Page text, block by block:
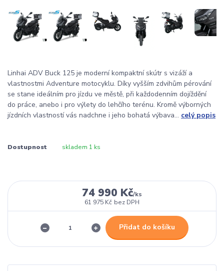
Linhai ADV Buck 125 je moderní kompaktní skútr s vizáží a
vlastnostmi Adventure motocyklu. Díky vyšším zdvihům pérování
se stane ideálním pro jízdu ve městě, při každodenním dojíždění
do práce, anebo i pro výlety do lehčího terénu. Kromě výborných
jízdních vlastností vás nadchne i jeho bohatá výbava... celý popis
Dostupnost skladem 1 ks
74 990 Kč/ks
61 975 Kč bez DPH
Přidat do košíku